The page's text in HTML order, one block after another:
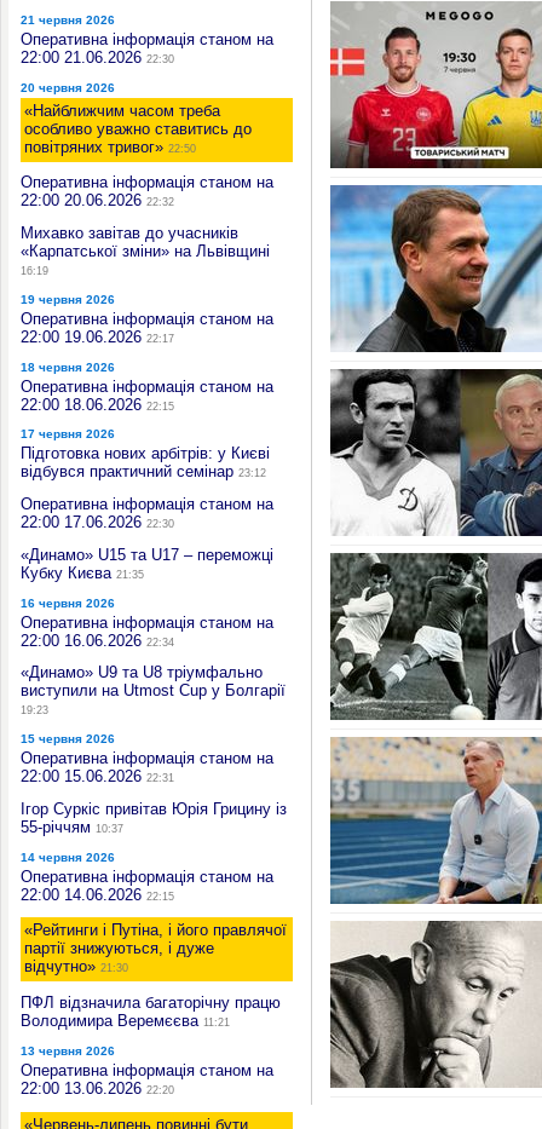
21 червня 2026
Оперативна інформація станом на
22:00 21.06.2026 22:30
20 червня 2026
«Найближчим часом треба
особливо уважно ставитись до
повітряних тривог» 22:50
Оперативна інформація станом на
22:00 20.06.2026 22:32
Михавко завітав до учасників
«Карпатської зміни» на Львівщині
16:19
19 червня 2026
Оперативна інформація станом на
22:00 19.06.2026 22:17
18 червня 2026
Оперативна інформація станом на
22:00 18.06.2026 22:15
17 червня 2026
Підготовка нових арбітрів: у Києві
відбувся практичний семінар 23:12
Оперативна інформація станом на
22:00 17.06.2026 22:30
«Динамо» U15 та U17 – переможці
Кубку Києва 21:35
16 червня 2026
Оперативна інформація станом на
22:00 16.06.2026 22:34
«Динамо» U9 та U8 тріумфально
виступили на Utmost Cup у Болгарії
19:23
15 червня 2026
Оперативна інформація станом на
22:00 15.06.2026 22:31
Ігор Суркіс привітав Юрія Грицину із
55-річчям 10:37
14 червня 2026
Оперативна інформація станом на
22:00 14.06.2026 22:15
«Рейтинги і Путіна, і його правлячої
партії знижуються, і дуже
відчутно» 21:30
ПФЛ відзначила багаторічну працю
Володимира Веремєєва 11:21
13 червня 2026
Оперативна інформація станом на
22:00 13.06.2026 22:20
«Червень-липень повинні бути